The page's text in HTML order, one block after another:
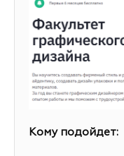
Кому подойдет: